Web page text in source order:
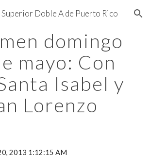
Skip to navigation
Doble A de Puerto Rico
domingo
mayo: Con
Isabel y
Lorenzo
2013 1:12:15 AM